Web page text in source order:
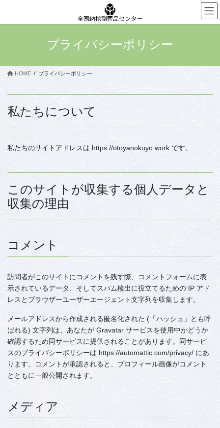
テ
ス
ッ
ゲ
ン
移
プライバシーポリシー
HOME プライバシーポリシー
私たちについて
私たちのサイトアドレスは https://otoyanokuyo.work です。
このサイトが収集する個人データと
収集の理由
コメント
訪問者がこのサイトにコメントを残す際、コメントフォームに表
示されているデータ、そしてスパム検出に役立てるための IP アド
レスとブラウザーユーザーエージェント文字列を収集します。
メールアドレスから作成される匿名化された (「ハッシュ」とも呼
ばれる) 文字列は、あなたが Gravatar サービスを使用中かどうか
確認するため同サービスに提供されることがあります。同サービ
スのプライバシーポリシーは https://automattic.com/privacy/ にあ
ります。コメントが承認されると、プロフィール画像がコメント
とともに一般公開されます。
メディア